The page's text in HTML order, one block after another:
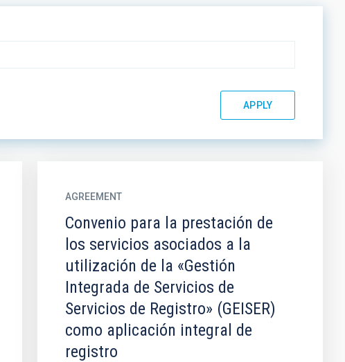
AGREEMENT
Convenio para la prestación de
los servicios asociados a la
utilización de la «Gestión
Integrada de Servicios de
Servicios de Registro» (GEISER)
como aplicación integral de
registro